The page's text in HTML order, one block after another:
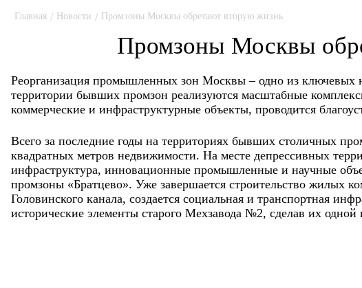
Главная / Новости / Промзоны Москвы обретают вторую жизнь
Промзоны Москвы
Реорганизация промышленных зон Москвы – одно из ключевых
территории бывших промзон реализуются масштабные
коммерческие и инфраструктурные объекты, проводится
Всего за последние годы на территориях бывших столичных
квадратных метров недвижимости. На месте депрессивных
инфраструктура, инновационные промышленные и научные
промзоны «Братцево». Уже завершается строительство жилых
Головинского канала, создается социальная и транспортная
исторические элементы старого Мехзавода №2, сделав их